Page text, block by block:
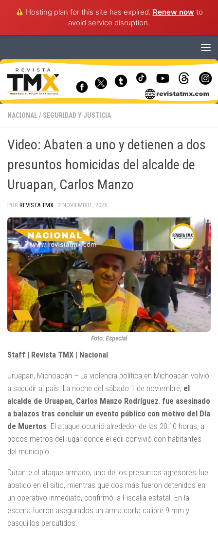
Hosting plan for this site has expired. Renew now to
avoid service disruption.
NACIONAL/ SEGURIDAD Y JUSTICIA
Video: Abaten a uno y detienen a dos
presuntos homicidas del alcalde de
Uruapan, Carlos Manzo
POR REVISTA TMX · 2 NOVIEMBRE, 2025
Foto: Especial
Staff | Revista TMX | Nacional
Uruapan, Michoacán.– La violencia política en Michoacán volvió
a sacudir al país. La noche del sábado 1 de noviembre, el
alcalde de Uruapan, Carlos Manzo Rodríguez, fue asesinado
a balazos tras concluir un evento público con motivo del Día
de Muertos . El ataque ocurrió alrededor de las 20:10 horas, a
pocos metros del lugar donde el edil convivió con habitantes
del municipio.
Durante el ataque armado, uno de los presuntos agresores fue
abatido en el sitio, mientras que dos más fueron detenidos en
un operativo inmediato, confirmó la Fiscalía estatal. En la
escena fueron asegurados un arma corta calibre 9 mm y
casquillos percutidos.